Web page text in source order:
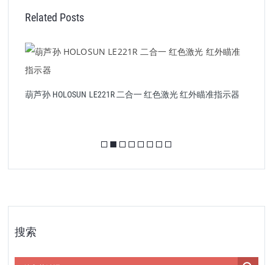
Related Posts
葫芦孙 HOLOSUN LE221R 二合一 红色激光 红外瞄准指示器
搜索